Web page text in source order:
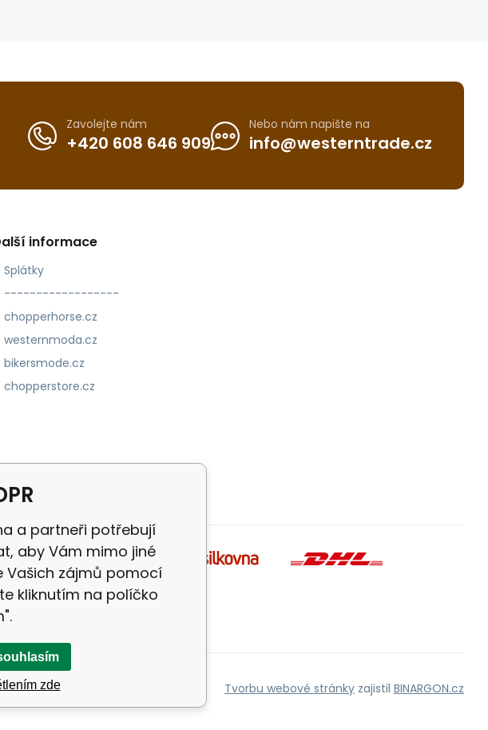
Zavolejte nám
+420 608 646 909
Nebo nám napište na
info@westerntrade.cz
informace
Splátky
------------------
chopperhorse.cz
westernmoda.cz
bikersmode.cz
chopperstore.cz
Tvorbu webové stránky zajistil BINARGON.cz
a partneři potřebují
aby Vám mimo jiné
Vašich zájmů pomocí
kliknutím na políčko
zde